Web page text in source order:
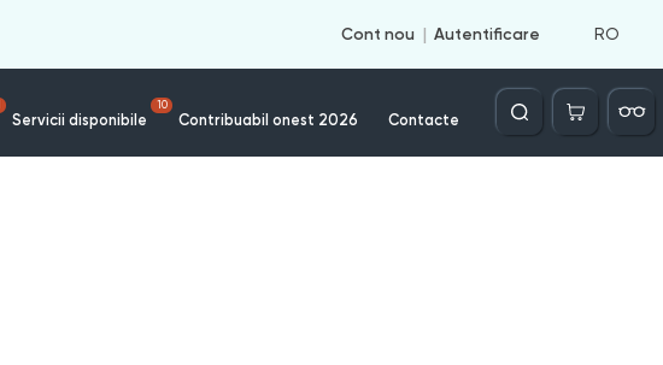
Cont nou Autentificare RO
Servicii disponibile
10
Contribuabil onest 2026 Contacte
Căutare